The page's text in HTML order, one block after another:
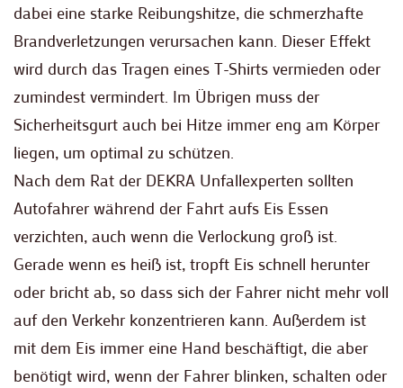
dabei eine starke Reibungshitze, die schmerzhafte
Brandverletzungen verursachen kann. Dieser Effekt
wird durch das Tragen eines T-Shirts vermieden oder
zumindest vermindert. Im Übrigen muss der
Sicherheitsgurt auch bei Hitze immer eng am Körper
liegen, um optimal zu schützen.
Nach dem Rat der DEKRA Unfallexperten sollten
Autofahrer während der Fahrt aufs Eis Essen
verzichten, auch wenn die Verlockung groß ist.
Gerade wenn es heiß ist, tropft Eis schnell herunter
oder bricht ab, so dass sich der Fahrer nicht mehr voll
auf den Verkehr konzentrieren kann. Außerdem ist
mit dem Eis immer eine Hand beschäftigt, die aber
benötigt wird, wenn der Fahrer blinken, schalten oder